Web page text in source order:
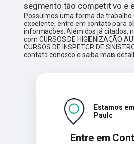
segmento tão competitivo e
Possuímos uma forma de trabalho
excelente, entre em contato para
informações. Além dos já citados,
com CURSOS DE HIGIENIZAÇÃO
CURSOS DE INSPETOR DE
contato conosco e saiba mais
Entre em
Estamos
Paulo